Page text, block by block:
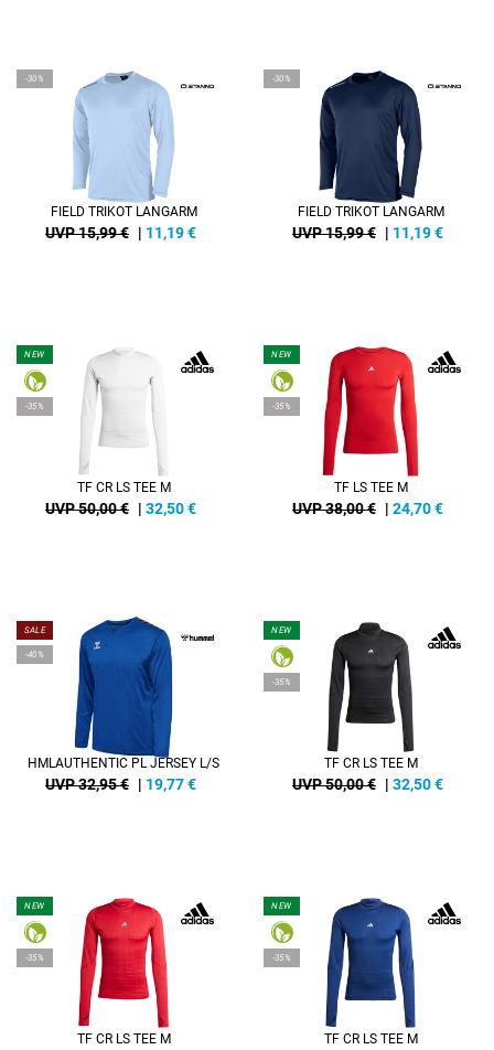
-30%
FIELD TRIKOT LANGARM
UVP 15,99 € | 11,19€
-30%
FIELD TRIKOT LANGARM
UVP 15,99 € | 11,19€
NEW
-35%
TF CR LS TEE M
UVP 50,00 € | 32,50€
NEW
-35%
TF LS TEE M
UVP 38,00 € | 24,70€
SALE
-40%
HMLAUTHENTIC PL JERSEY L/S
UVP 32,95 € | 19,77€
NEW
-35%
TF CR LS TEE M
UVP 50,00 € | 32,50€
NEW
-35%
TF CR LS TEE M
NEW
-35%
TF CR LS TEE M